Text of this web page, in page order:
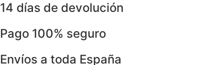
14 días de devolución
Pago 100% seguro
Envíos a toda España